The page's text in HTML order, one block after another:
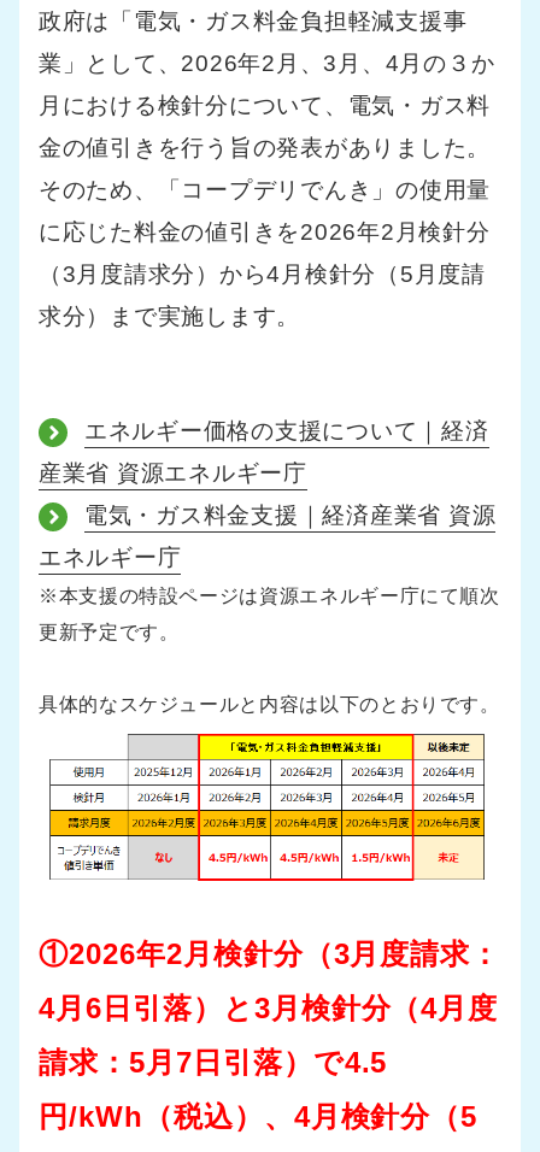
政府は「電気・ガス料金負担軽減支援事
業」として、2026年2月、3月、4 月の３か
月における検針分について、電気・ガス料
金の値引きを行う旨の発表がありました。
そのため、「コープデリでんき」の使用量
に応じた料金の値引きを2026年2月検針分
（3月度請求分）から4月検針分（5月度請
求分）まで実施します。
エネルギー価格の支援について｜経済
産業省 資源エネルギー庁
電気・ガス料金支援｜経済産業省 資源
エネルギー庁
※本支援の特設ページは資源エネルギー庁にて順次
更新予定です。
具体的なスケジュールと内容は以下のとおりです。
①2026年2月検針分（3月度請求：
4月6日引落）と3月検針分（4月度
請求：5月7日引落）で4.5
円/kWh（税込）、4月検針分（5